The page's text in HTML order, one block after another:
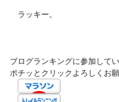
ラッキー。
ブログランキングに参加してい
ポチッとクリックよろしくお願